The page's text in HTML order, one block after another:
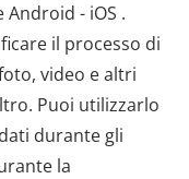
- iOS .
il processo di
video e altri
Puoi utilizzarlo
durante gli
la